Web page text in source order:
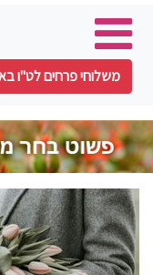
משלוחי פרחים לט"ו